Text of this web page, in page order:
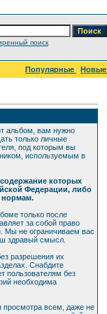
поиск
Популярные
Новые
альбом, вам нужно
только личные
под которым вы
используемым в
которых
Федерации, либо
нормам.
только после
за собой право
Мы не ограничиваем вас
здравый смысл.
разрешения их
Снабдите
пользователям без
необходима
просмотра всем, даже не